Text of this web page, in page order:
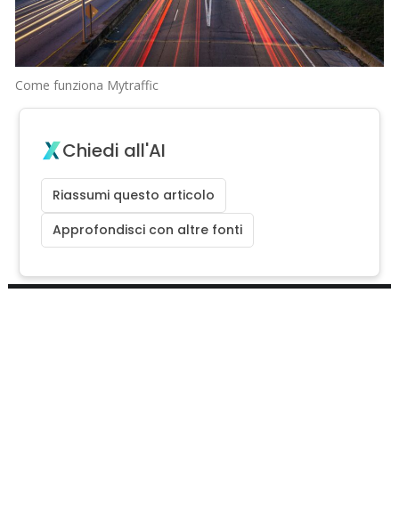
Come funziona Mytraffic
Chiedi all'AI
Riassumi questo articolo
Approfondisci con altre fonti